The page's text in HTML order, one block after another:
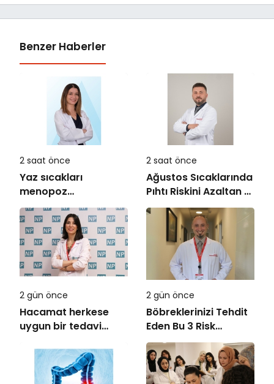
Benzer Haberler
2 saat önce
Yaz sıcakları
menopoz
şikayetlerini
artırabiliyor!
2 saat önce
Ağustos Sıcaklarında
Pıhtı Riskini Azaltan 8
Öneri
2 gün önce
Hacamat herkese
uygun bir tedavi
2 gün önce
Böbreklerinizi Tehdit
Eden Bu 3 Risk
Faktörüne Dikkat!